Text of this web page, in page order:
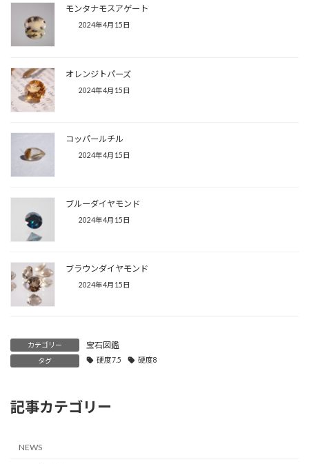
モンタナモスアゲート
2024年4月15日
オレンジトパーズ
2024年4月15日
コッパールチル
2024年4月15日
ブルーダイヤモンド
2024年4月15日
ブラウンダイヤモンド
2024年4月15日
カテゴリー 宝石図鑑
タグ 硬度7.5 硬度8
記事カテゴリー
NEWS